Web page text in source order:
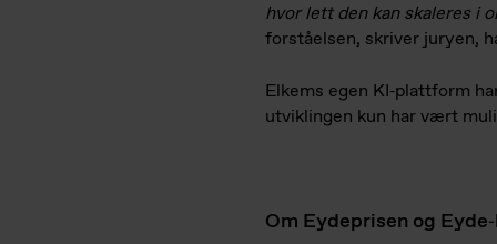
hvor lett den kan skaleres i
forståelsen, skriver juryen,
Elkems egen KI‑plattform
utviklingen kun har vært
Om Eydeprisen og